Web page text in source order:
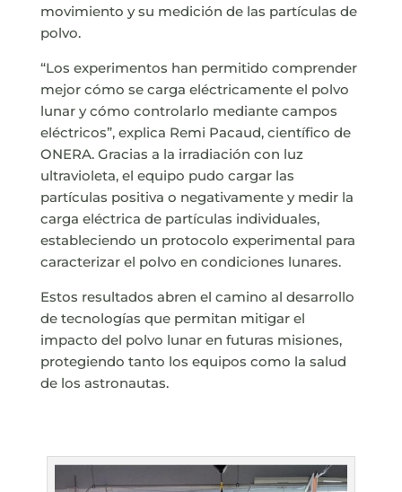
movimiento y su medición de las partículas de
polvo.
“Los experimentos han permitido comprender
mejor cómo se carga eléctricamente el polvo
lunar y cómo controlarlo mediante campos
eléctricos”, explica Remi Pacaud, científico de
ONERA. Gracias a la irradiación con luz
ultravioleta, el equipo pudo cargar las
partículas positiva o negativamente y medir la
carga eléctrica de partículas individuales,
estableciendo un protocolo experimental para
caracterizar el polvo en condiciones lunares.
Estos resultados abren el camino al desarrollo
de tecnologías que permitan mitigar el
impacto del polvo lunar en futuras misiones,
protegiendo tanto los equipos como la salud
de los astronautas.